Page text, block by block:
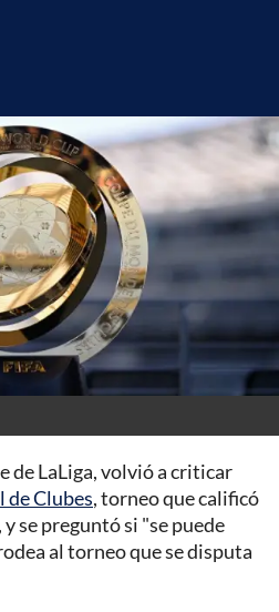
de LaLiga, volvió a criticar
de Clubes, torneo que calificó
se preguntó si "se puede
al torneo que se disputa